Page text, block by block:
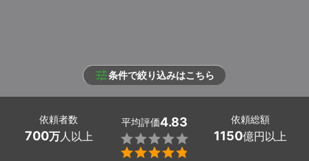
条件で絞り込みはこちら
依頼者数
700万人以上
平均評価4.83


依頼総額
1150億円以上